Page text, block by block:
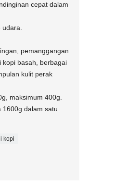
cepat dalam
pemanggangan
kopi basah, berbagai
kulit perak
maksimum 400g.
1600g dalam satu
kopi